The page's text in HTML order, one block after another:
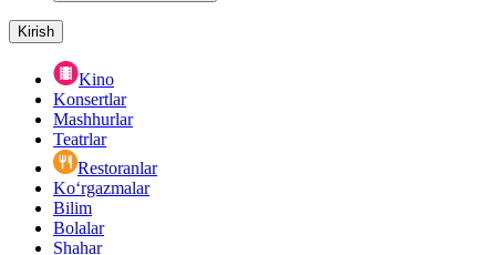
Kirish
Kino
Konsertlar
Mashhurlar
Teatrlar
Restoranlar
Ko‘rgazmalar
Bilim
Bolalar
Shahar